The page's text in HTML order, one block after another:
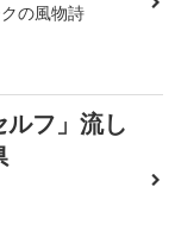
の風物詩
フ」流し